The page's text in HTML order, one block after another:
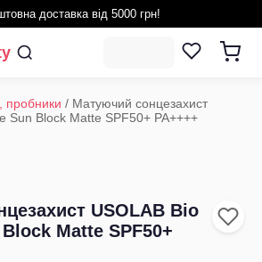
доставка від 5000 грн!
пробники / Матуючий сонцезахист
Sun Block Matte SPF50+ PA++++
USOLAB Bio
Matte SPF50+